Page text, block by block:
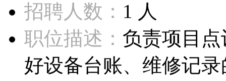
招聘人数： 1 人
职位描述： 负责项目
好设备台账、维修记